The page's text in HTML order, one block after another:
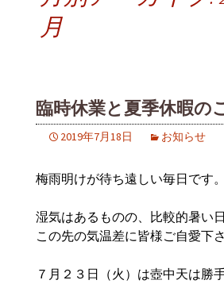
月
臨時休業と夏季休暇の
2019年7月18日 お知らせ
梅雨明けが待ち遠しい毎日です。
湿気はあるものの、比較的暑い
この先の気温差に皆様ご自愛下
７月２３日（火）は壺中天は勝